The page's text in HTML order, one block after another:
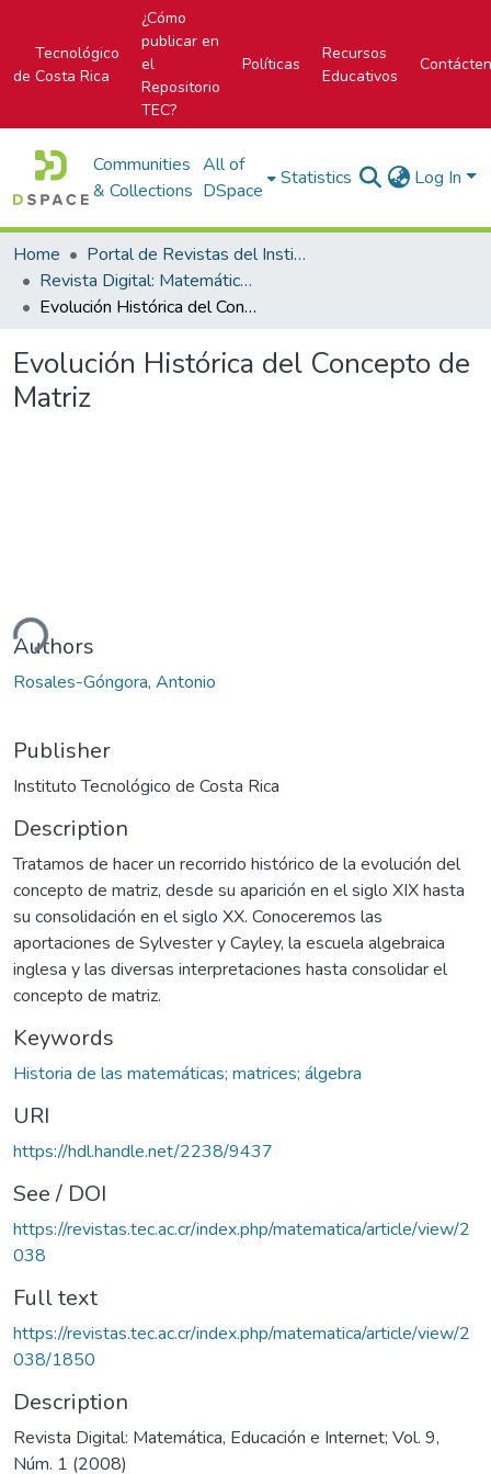
Tecnológico
de Costa Rica
¿Cómo
publicar en
el
Repositorio
TEC?
Políticas
Recursos
Educativos
Communities
& Collections
All of
DSpace
Statistics Log In
Home
Portal de Revistas del Instituto Tecnológico de Costa Rica
Revista Digital: Matemática, Educación e Internet
Evolución Histórica del Concepto de Matriz
Evolución Histórica del Concepto de
Matriz
Authors
Rosales-Góngora, Antonio
Publisher
Instituto Tecnológico de Costa Rica
Description
Tratamos de hacer un recorrido histórico de la evolución del
concepto de matriz, desde su aparición en el siglo XIX hasta
su consolidación en el siglo XX. Conoceremos las
aportaciones de Sylvester y Cayley, la escuela algebraica
inglesa y las diversas interpretaciones hasta consolidar el
concepto de matriz.
Keywords
Historia de las matemáticas; matrices; álgebra
URI
https://hdl.handle.net/2238/9437
See / DOI
https://revistas.tec.ac.cr/index.php/matematica/article/view/2
038
Full text
https://revistas.tec.ac.cr/index.php/matematica/article/view/2
038/1850
Description
Revista Digital: Matemática, Educación e Internet; Vol. 9,
Núm. 1 (2008)